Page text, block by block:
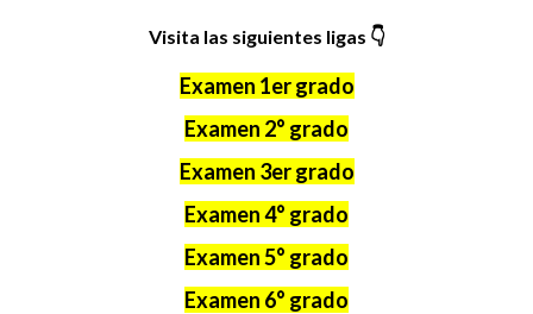
Visita las siguientes ligas 👇
Examen 1er grado
Examen 2° grado
Examen 3er grado
Examen 4° grado
Examen 5° grado
Examen 6° grado